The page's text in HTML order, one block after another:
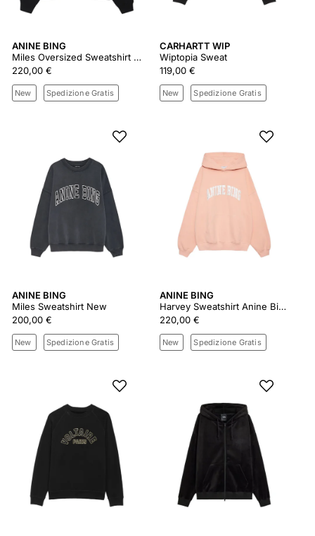
ANINE BING
Miles Oversized Sweatshirt Letterman - Black
220,00 €
New Spedizione Gratis
CARHARTT WIP
Wiptopia Sweat
119,00 €
New Spedizione Gratis
ANINE BING
Miles Sweatshirt New
200,00 €
New Spedizione Gratis
ANINE BING
Harvey Sweatshirt Anine Bing - Coral Pink
220,00 €
New Spedizione Gratis